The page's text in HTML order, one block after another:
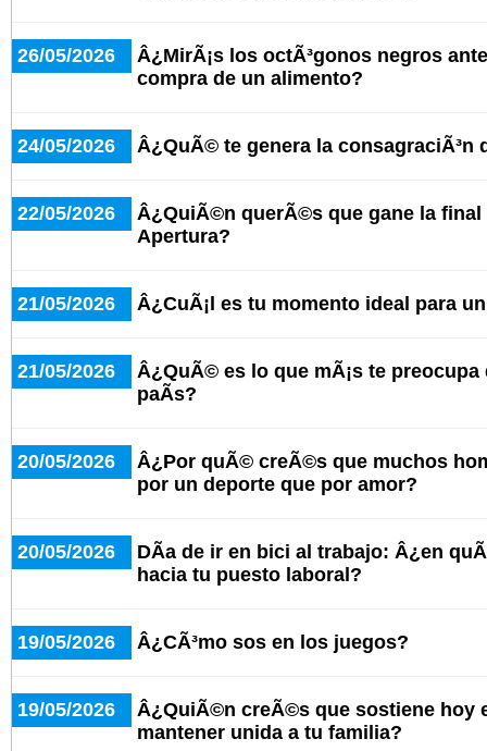
26/05/2026
Â¿MirÃ¡s los octÃ³gonos negros
compra de un alimento?
24/05/2026 Â¿QuÃ© te genera la consagraciÃ³n
22/05/2026
Â¿QuiÃ©n querÃ©s que gane la final
Apertura?
21/05/2026 Â¿CuÃ¡l es tu momento ideal para
21/05/2026
Â¿QuÃ© es lo que mÃ¡s te
paÃ­s?
20/05/2026
Â¿Por quÃ© creÃ©s que muchos
por un deporte que por amor?
20/05/2026
DÃ­a de ir en bici al trabajo: Â¿en
hacia tu puesto laboral?
19/05/2026 Â¿CÃ³mo sos en los juegos?
19/05/2026
Â¿QuiÃ©n creÃ©s que sostiene hoy
mantener unida a tu familia?